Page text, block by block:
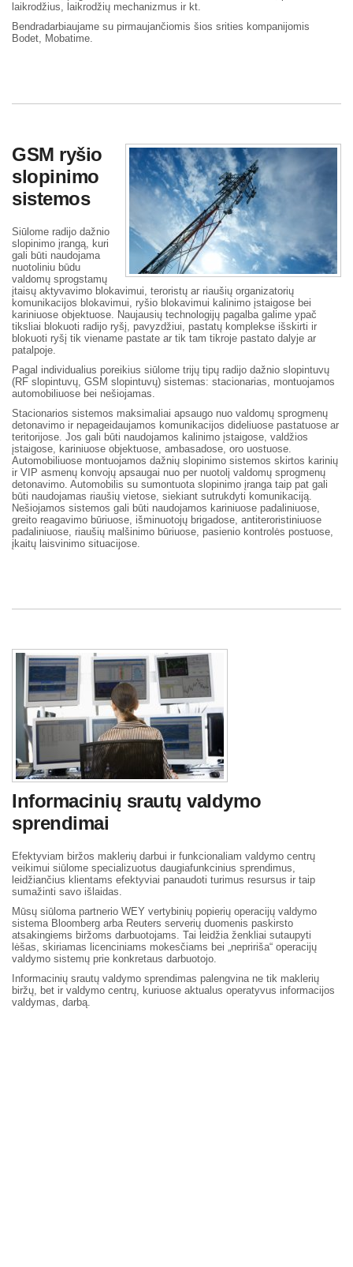
laikrodžius, laikrodžių mechanizmus ir kt.
Bendradarbiaujame su pirmaujančiomis šios srities kompanijomis
Bodet, Mobatime.
GSM ryšio
slopinimo
sistemos
Siūlome radijo dažnio
slopinimo įrangą, kuri
gali būti naudojama
nuotoliniu būdu
valdomų sprogstamų
įtaisų aktyvavimo blokavimui, teroristų ar riaušių organizatorių
komunikacijos blokavimui, ryšio blokavimui kalinimo įstaigose bei
kariniuose objektuose. Naujausių technologijų pagalba galime ypač
tiksliai blokuoti radijo ryšį, pavyzdžiui, pastatų komplekse išskirti ir
blokuoti ryšį tik viename pastate ar tik tam tikroje pastato dalyje ar
patalpoje.
Pagal individualius poreikius siūlome trijų tipų radijo dažnio slopintuvų
(RF slopintuvų, GSM slopintuvų) sistemas: stacionarias, montuojamos
automobiliuose bei nešiojamas.
Stacionarios sistemos maksimaliai apsaugo nuo valdomų sprogmenų
detonavimo ir nepageidaujamos komunikacijos dideliuose pastatuose ar
teritorijose. Jos gali būti naudojamos kalinimo įstaigose, valdžios
įstaigose, kariniuose objektuose, ambasadose, oro uostuose.
Automobiliuose montuojamos dažnių slopinimo sistemos skirtos karinių
ir VIP asmenų konvojų apsaugai nuo per nuotolį valdomų sprogmenų
detonavimo. Automobilis su sumontuota slopinimo įranga taip pat gali
būti naudojamas riaušių vietose, siekiant sutrukdyti komunikaciją.
Nešiojamos sistemos gali būti naudojamos kariniuose padaliniuose,
greito reagavimo būriuose, išminuotojų brigadose, antiteroristiniuose
padaliniuose, riaušių malšinimo būriuose, pasienio kontrolės postuose,
įkaitų laisvinimo situacijose.
Informacinių srautų valdymo
sprendimai
Efektyviam biržos maklerių darbui ir funkcionaliam valdymo centrų
veikimui siūlome specializuotus daugiafunkcinius sprendimus,
leidžiančius klientams efektyviai panaudoti turimus resursus ir taip
sumažinti savo išlaidas.
Mūsų siūloma partnerio WEY vertybinių popierių operacijų valdymo
sistema Bloomberg arba Reuters serverių duomenis paskirsto
atsakingiems biržoms darbuotojams. Tai leidžia ženkliai sutaupyti
lėšas, skiriamas licenciniams mokesčiams bei „nepririša“ operacijų
valdymo sistemų prie konkretaus darbuotojo.
Informacinių srautų valdymo sprendimas palengvina ne tik maklerių
biržų, bet ir valdymo centrų, kuriuose aktualus operatyvus informacijos
valdymas, darbą.